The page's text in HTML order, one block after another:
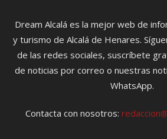
Dream Alcalá es la mejor web de
y turismo de Alcalá de Henares.
de las redes sociales, suscríbete
de noticias por correo o nuestras
WhatsApp.
Contacta con nosotros: